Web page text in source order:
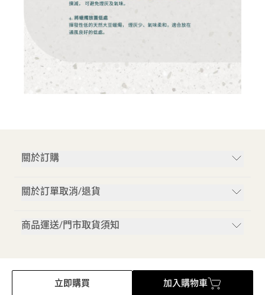
關於訂購
關於訂單取消/退貨
商品運送/門市取貨須知
立即購買 加入購物車